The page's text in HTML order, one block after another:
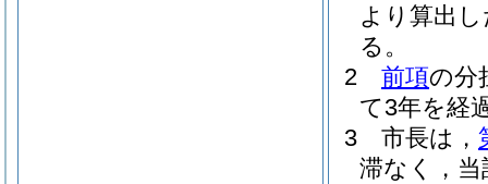
より算出
る。
2
前項の分
て3年を経
3
市長は，
滞なく，